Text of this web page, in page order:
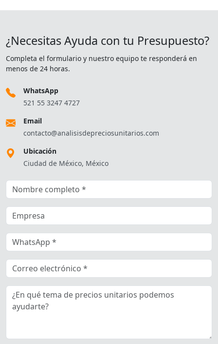
¿Necesitas Ayuda con tu Presupuesto?
Completa el formulario y nuestro equipo te responderá en
menos de 24 horas.
WhatsApp
521 55 3247 4727
Email
contacto@analisisdepreciosunitarios.com
Ubicación
Ciudad de México, México